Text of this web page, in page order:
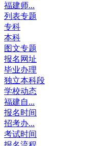
福建师...
列表专题
专科
本科
图文专题
报名网址
毕业办理
独立本科段
学校动态
福建自...
报名时间
招考办...
考试时间